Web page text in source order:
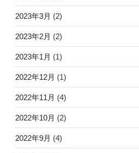
2023年3月 (2)
2023年2月 (2)
2023年1月 (1)
2022年12月 (1)
2022年11月 (4)
2022年10月 (2)
2022年9月 (4)